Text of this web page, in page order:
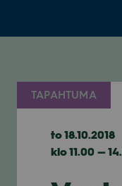
TAPAHTUMA
to 18.10.2018
klo 11.00 —